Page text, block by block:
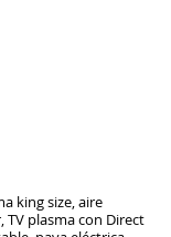
king size, aire
plasma con Direct